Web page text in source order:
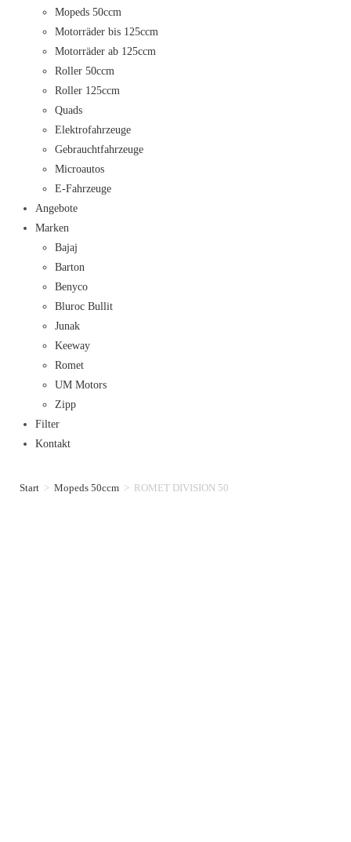
Mopeds 50ccm
Motorräder bis 125ccm
Motorräder ab 125ccm
Roller 50ccm
Roller 125ccm
Quads
Elektrofahrzeuge
Gebrauchtfahrzeuge
Microautos
E-Fahrzeuge
Angebote
Marken
Bajaj
Barton
Benyco
Bluroc Bullit
Junak
Keeway
Romet
UM Motors
Zipp
Filter
Kontakt
Start > Mopeds 50ccm > ROMET DIVISION 50